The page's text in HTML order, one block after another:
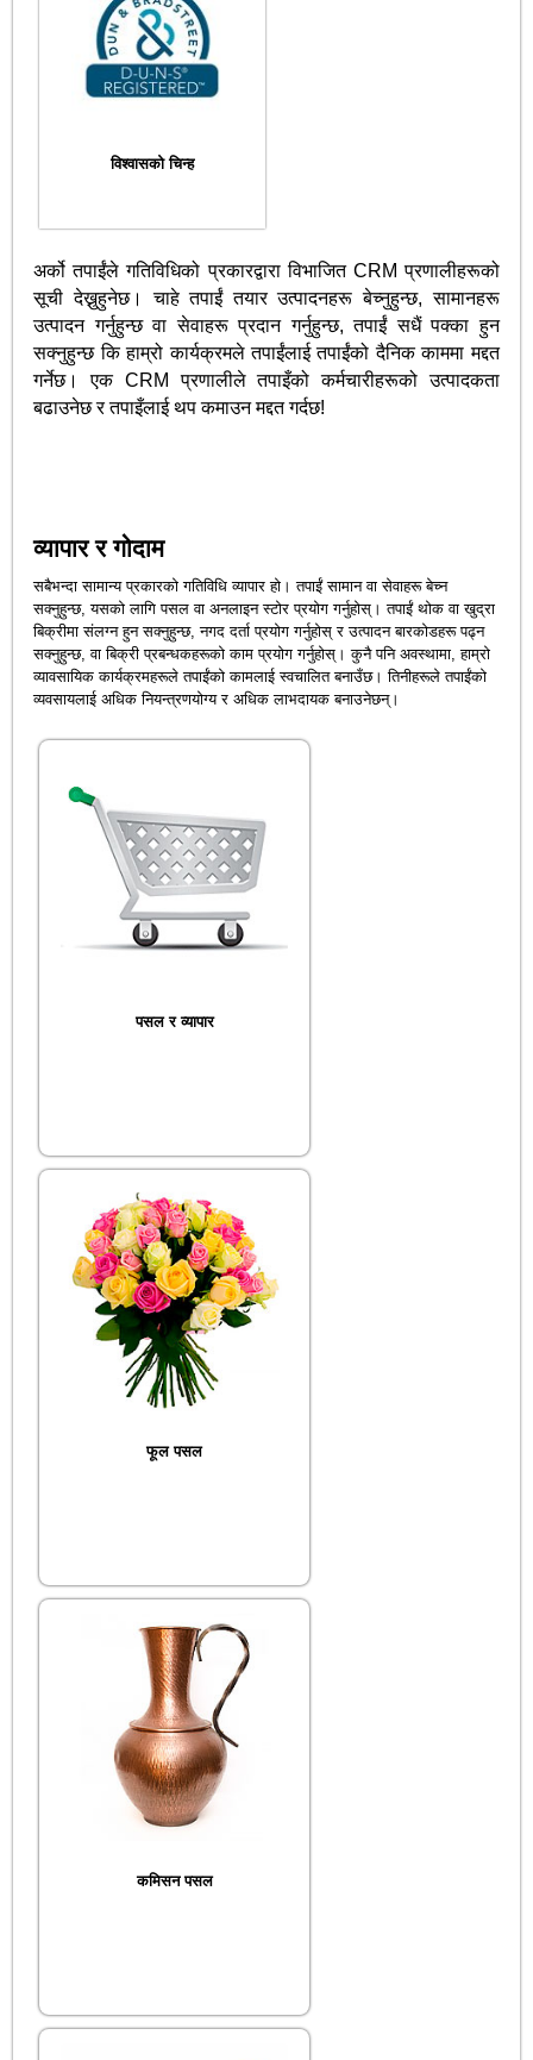
विश्वासको चिन्ह
अर्को तपाईंले गतिविधिको प्रकारद्वारा विभाजित CRM प्रणालीहरूको
सूची देख्नुहुनेछ। चाहे तपाईं तयार उत्पादनहरू बेच्नुहुन्छ, सामानहरू
उत्पादन गर्नुहुन्छ वा सेवाहरू प्रदान गर्नुहुन्छ, तपाईं सधैं पक्का हुन
सक्नुहुन्छ कि हाम्रो कार्यक्रमले तपाईंलाई तपाईंको दैनिक काममा मद्दत
गर्नेछ। एक CRM प्रणालीले तपाइँको कर्मचारीहरूको उत्पादकता
बढाउनेछ र तपाइँलाई थप कमाउन मद्दत गर्दछ!
व्यापार र गोदाम
सबैभन्दा सामान्य प्रकारको गतिविधि व्यापार हो। तपाईं सामान वा सेवाहरू बेच्न
सक्नुहुन्छ, यसको लागि पसल वा अनलाइन स्टोर प्रयोग गर्नुहोस्। तपाईं थोक वा खुद्रा
बिक्रीमा संलग्न हुन सक्नुहुन्छ, नगद दर्ता प्रयोग गर्नुहोस् र उत्पादन बारकोडहरू पढ्न
सक्नुहुन्छ, वा बिक्री प्रबन्धकहरूको काम प्रयोग गर्नुहोस्। कुनै पनि अवस्थामा, हाम्रो
व्यावसायिक कार्यक्रमहरूले तपाईंको कामलाई स्वचालित बनाउँछ। तिनीहरूले तपाईंको
व्यवसायलाई अधिक नियन्त्रणयोग्य र अधिक लाभदायक बनाउनेछन्।
पसल र व्यापार
फूल पसल
कमिसन पसल